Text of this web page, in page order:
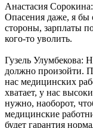
Анастасия
Опасения даже, я бы
стороны, зарплаты
кого-то уволить.
Гузель Улумбекова:
должно произойти.
нас медицинских
хватает, у нас
нужно, наоборот,
медицинские
будет гарантия